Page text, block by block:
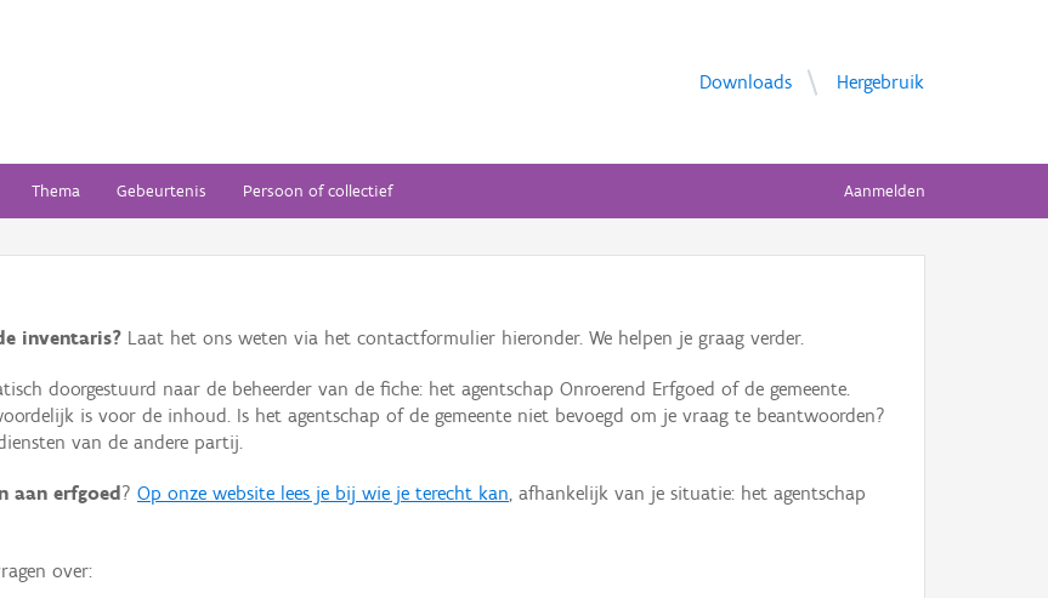
Downloads Hergebruik
Thema Gebeurtenis Persoon of collectief Aanmelden
inventaris? Laat het ons weten via het contactformulier hieronder. We helpen je graag verder.
doorgestuurd naar de beheerder van de fiche: het agentschap Onroerend Erfgoed of de gemeente.
is voor de inhoud. Is het agentschap of de gemeente niet bevoegd om je vraag te beantwoorden?
van de andere partij.
aan erfgoed ? Op onze website lees je bij wie je terecht kan, afhankelijk van je situatie: het agentschap
over: